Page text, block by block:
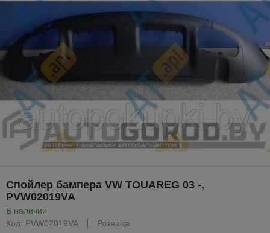
Спойлер бампера VW TOUAREG 03 -,
PVW02019VA
В наличии
Код: PVW02019VA
Розница